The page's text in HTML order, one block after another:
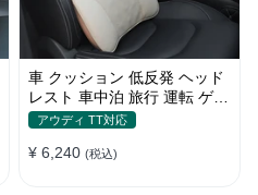
車 クッション 低反発 ヘッド
レスト 車中泊 旅行 運転 ゲー
ミングチェア 頚椎サポート
アウディ TT対応
¥ 6,240 (税込)